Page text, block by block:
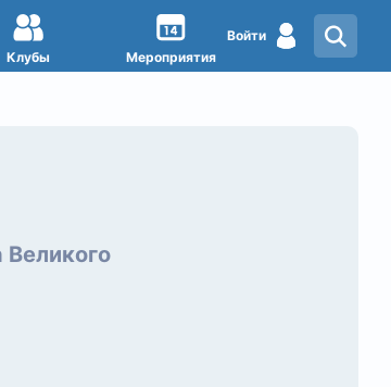
Войти
Клубы Мероприятия
Великого